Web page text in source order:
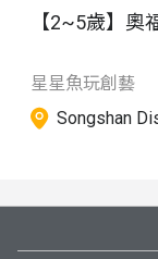
【2~5歲】奧
星星魚玩創藝
Songshan